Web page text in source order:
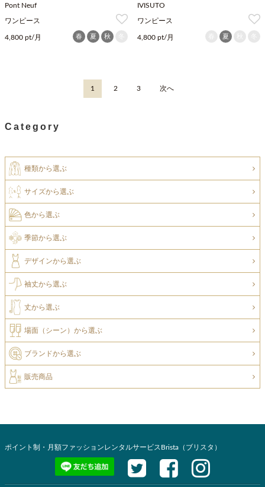
Pont Neuf
ワンピース
4,800 pt/月 春 夏 秋
IVISUTO
ワンピース
4,800 pt/月 夏
1 2 3 次へ
Category
種類から選ぶ
サイズから選ぶ
色から選ぶ
季節から選ぶ
デザインから選ぶ
袖丈から選ぶ
丈から選ぶ
場面（シーン）から選ぶ
ブランドから選ぶ
販売商品
ポイント制・月額ファッションレンタルサービスBrista（ブリスタ）